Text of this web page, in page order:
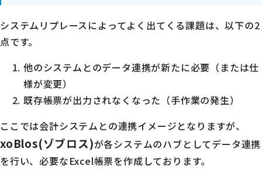
システムリプレースによってよく出てくる課題は、以下の2
点です。
他のシステムとのデータ連携が新たに必要（または仕
様が変更）
既存帳票が出力されなくなった（手作業の発生）
ここでは会計システムとの連携イメージとなりますが、
xoBlos(ゾブロス)が各システムのハブとしてデータ連携
を行い、必要なExcel帳票を作成しております。